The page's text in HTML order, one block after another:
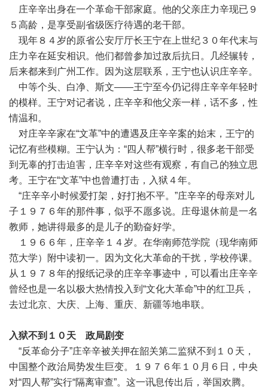
庄辛辛出身在一个革命干部家庭。他的父亲庄力辛现已９
５高龄，是享受副省级医疗待遇的老干部。
现年８４岁的原省公安厅厅长王宁在上世纪３０年代末与
庄力辛在延安相识。他们都曾参加过敌后抗日。几经辗转，
后来都来到广州工作。因为这层联系，王宁也认识庄辛辛。
中等个头、白净、斯文——王宁至今仍记得庄辛辛年轻时
的模样。王宁对记者说，庄辛辛和他父亲一样，话不多，性
情温和。
对庄辛辛家在“文革”中的遭遇及庄辛辛案的始末，王宁的
记忆有些模糊。王宁认为：“四人帮”横行时，很多老干部受
到无辜的打击迫害，庄辛辛对这些有观察，有自己的独立思
考。王宁在“文革”中也曾遭打击，入狱４年。
“庄辛辛小时候爱打架，好打抱不平。”庄辛辛的母亲对儿
子１９７６年的那件事，似乎不愿多说。庄母退休前是一名
教师，她讲得最多的是儿子的勤奋好学。
１９６６年，庄辛辛１４岁。在华南师范学院（现华南师
范大学）附中读初一。因为文化大革命的干扰，学校停课。
从１９７８年的报纸记录的庄辛辛事迹中，可以看出庄辛辛
曾经也是一名以极大热情投入到“文化大革命”中的红卫兵，
去过北京、大庆、上海、重庆、新疆等地串联。
入狱不到１０天 政局剧变
“反革命分子”庄辛辛被关押在韶关第二监狱不到１０天，
中国整个政治局势发生巨变。１９７６年１０月６日，中央
对“四人帮”实行“隔离审查”。这一讯息传出后，举国欢腾。